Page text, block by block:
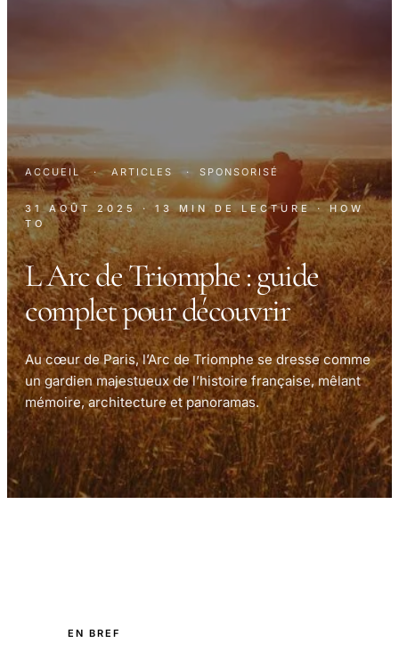
ACCUEIL · ARTICLES · SPONSORISÉ
31 AOÛT 2025 · 13 MIN DE LECTURE
· HOW
TO
L Arc de Triomphe : guide
complet pour découvrir
Au cœur de Paris, l’Arc de Triomphe se dresse comme
un gardien majestueux de l’histoire française, mêlant
mémoire, architecture et panoramas.
EN BREF